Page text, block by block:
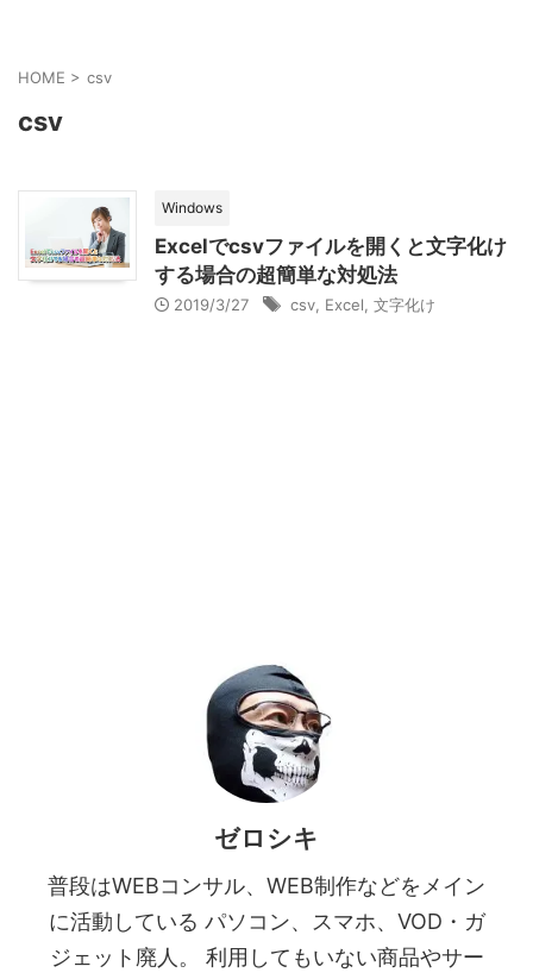
HOME > csv
csv
Windows
Excelでcsvファイルを開くと文字化け
する場合の超簡単な対処法
2019/3/27 csv Excel 文字化け
ゼロシキ
普段はWEBコンサル、WEB制作などをメイン
に活動している パソコン、スマホ、VOD・ガ
ジェット廃人。 利用してもいない商品やサー